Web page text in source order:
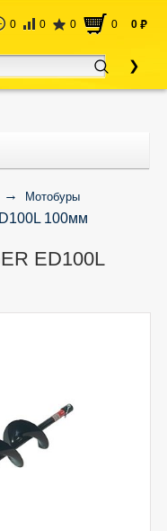
0 0 0 0 0 руб
Мотобуры
100мм
ED100L